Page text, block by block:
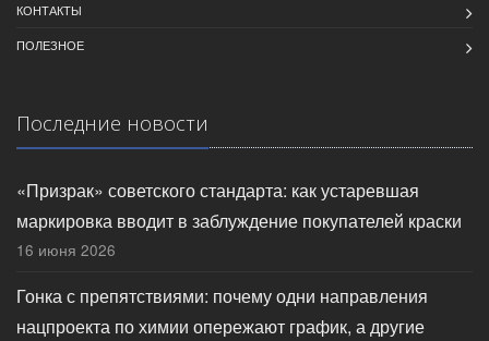
КОНТАКТЫ
ПОЛЕЗНОЕ
Последние новости
«Призрак» советского стандарта: как устаревшая
маркировка вводит в заблуждение покупателей краски
16 июня 2026
Гонка с препятствиями: почему одни направления
нацпроекта по химии опережают график, а другие